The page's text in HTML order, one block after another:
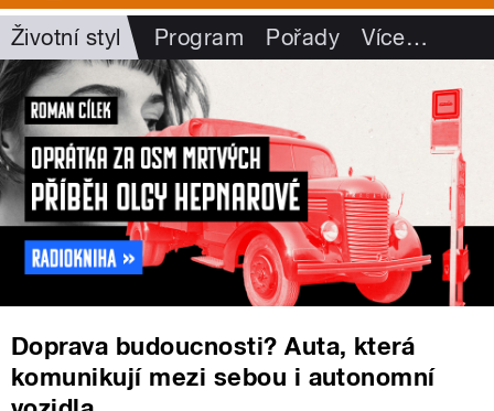
Životní styl Program Pořady Více…
Doprava budoucnosti? Auta, která
komunikují mezi sebou i autonomní